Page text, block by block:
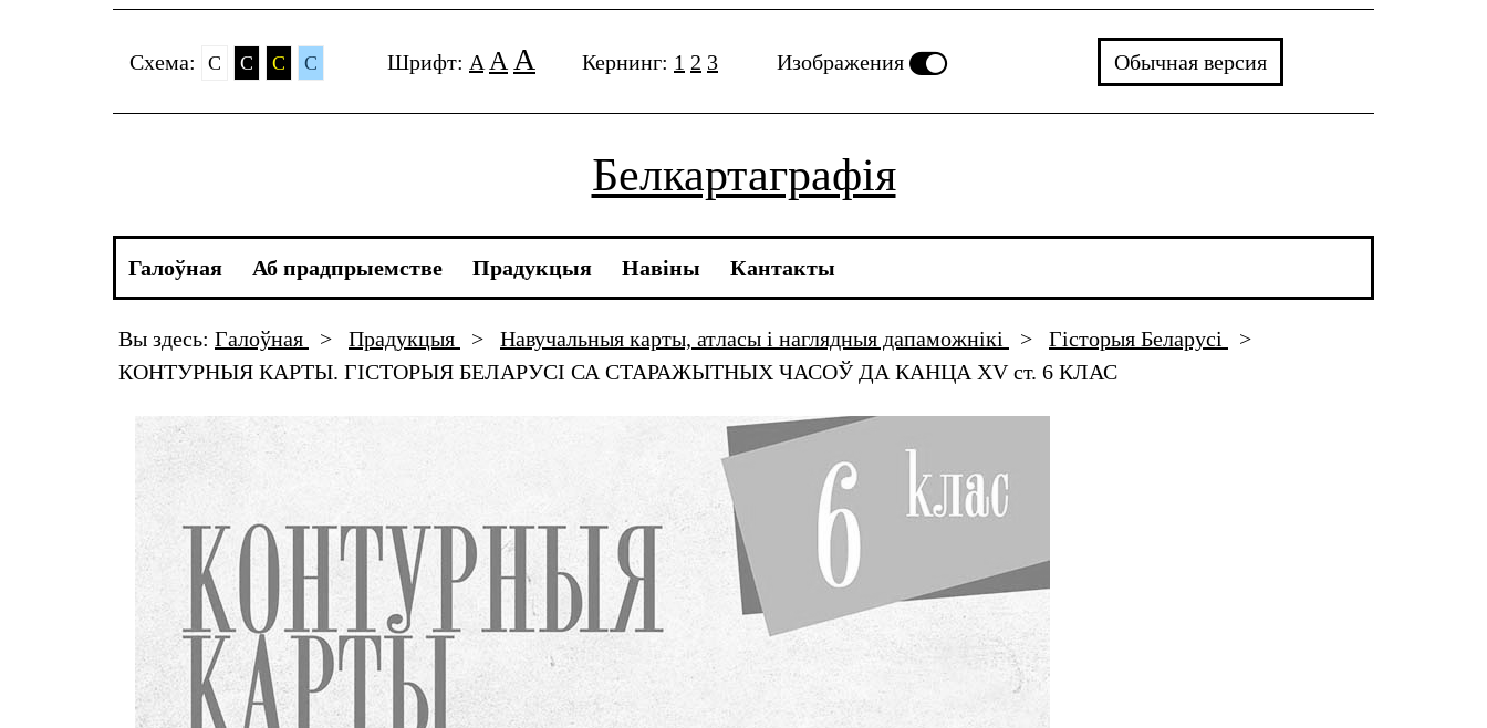
Cхема: C C C C Шрифт: A A A Кернинг: 1 2 3 Изображения Обычная версия
Белкартаграфія
Галоўная Аб прадпрыемстве Прадукцыя Навiны Кантакты
Вы здесь: Галоўная > Прадукцыя > Навучальныя карты, атласы і наглядныя дапаможнікі > Гісторыя Беларусі
>
КОНТУРНЫЯ КАРТЫ. ГІСТОРЫЯ БЕЛАРУСІ СА СТАРАЖЫТНЫХ ЧАСОЎ ДА КАНЦА XV ст. 6 КЛАС